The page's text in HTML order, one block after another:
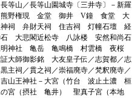
山／長等山園城寺〔三井寺〕－新羅
熊野権現 金堂 御井 V鐘 食堂 大
祠 弁財天祠 住吉祠 灯幢石壇 経
大悲閣近松寺 八詠楼 安然和尚石
神社 亀岳 亀鳴橋 村雲橋 夜桜
師御影銘 大友皇子伝／志賀都／志
主祠／貫之祠／崇福廃寺／梵釈廃寺／
吉山王神社－大宮（竹台 波止土濃 桓
（摂社 亀井） 聖真子宮（本地